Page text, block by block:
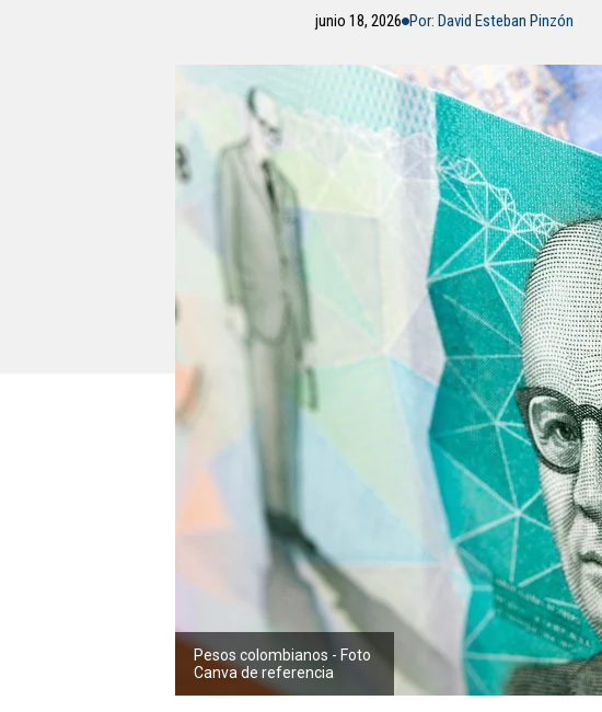
junio 18, 2026 Por: David Esteban Pinzón
Pesos colombianos - Foto
Canva de referencia